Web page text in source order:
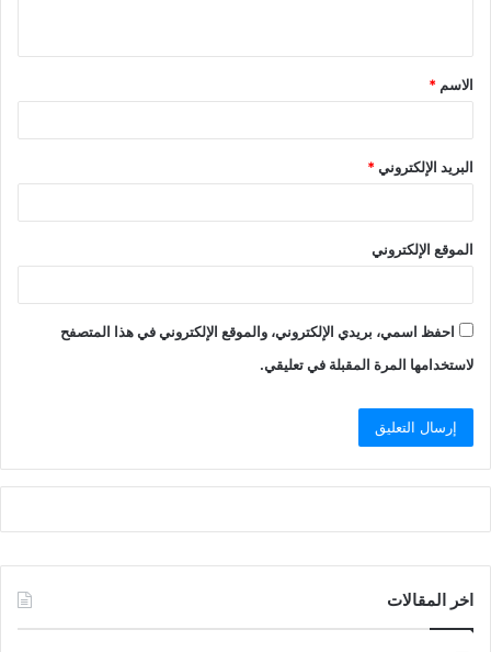
ق
*
الاسم *
البريد الإلكتروني*
الموقع الإلكتروني
احفظ اسمي، بريدي الإلكتروني، والموقع الإلكتروني في هذا المتصفح
لاستخدامها المرة المقبلة في تعليقي.
اخر المقالات